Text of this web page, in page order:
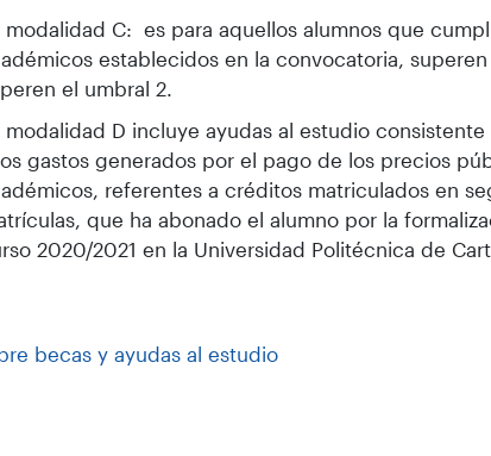
modalidad C: es para aquellos alumnos que
establecidos en la convocatoria,
el umbral 2.
modalidad D incluye ayudas al estudio
gastos generados por el pago de los precios
referentes a créditos matriculados en
que ha abonado el alumno por la
2020/2021 en la Universidad Politécnica de
becas y ayudas al estudio